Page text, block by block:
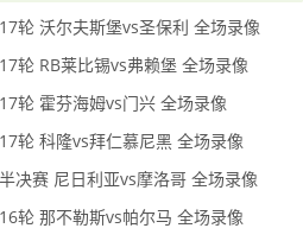
轮 沃尔夫斯堡vs圣保利 全场录像
轮 RB莱比锡vs弗赖堡 全场录像
轮 霍芬海姆vs门兴 全场录像
轮 科隆vs拜仁慕尼黑 全场录像
决赛 尼日利亚vs摩洛哥 全场录像
轮 那不勒斯vs帕尔马 全场录像